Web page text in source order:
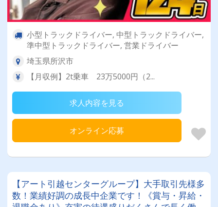
小型トラックドライバー, 中型トラックドライバー,
準中型トラックドライバー, 営業ドライバー
埼玉県所沢市
【月収例】2t乗車 23万5000円（2...
求人内容を見る
オンライン応募
【アート引越センターグループ】大手取引先様多
数！業績好調の成長中企業です！《賞与・昇給・